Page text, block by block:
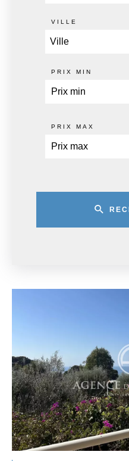
VILLE
Ville
PRIX MIN
PRIX MAX